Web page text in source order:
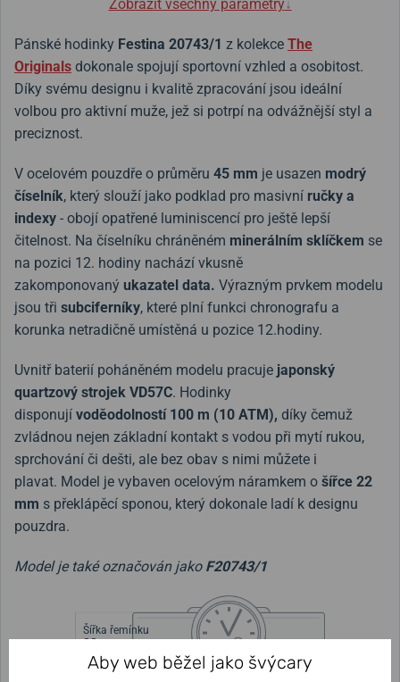
Zobrazit všechny parametry↓
Pánské hodinky Festina 20743/1 z kolekce The
Originals dokonale spojují sportovní vzhled a osobitost.
Díky svému designu i kvalitě zpracování jsou ideální
volbou pro aktivní muže, jež si potrpí na odvážnější styl a
preciznost.
V ocelovém pouzdře o průměru 45 mm je usazen modrý
číselník, který slouží jako podklad pro masivní ručky a
indexy - obojí opatřené luminiscencí pro ještě lepší
čitelnost. Na číselníku chráněném minerálním sklíčkem se
na pozici 12. hodiny nachází vkusně
zakomponovaný ukazatel data. Výrazným prvkem modelu
jsou tři subciferníky, které plní funkci chronografu a
korunka netradičně umístěná u pozice 12.hodiny.
Uvnitř baterií poháněném modelu pracuje japonský
quartzový strojek VD57C. Hodinky
disponují voděodolností 100 m (10 ATM), díky čemuž
zvládnou nejen základní kontakt s vodou při mytí rukou,
sprchování či dešti, ale bez obav s nimi můžete i
plavat. Model je vybaven ocelovým náramkem o šířce 22
mm s překlápěcí sponou, který dokonale ladí k designu
pouzdra.
Model je také označován jako F20743/1
Šířka řemínku
22 mm
Aby web běžel jako švýcary